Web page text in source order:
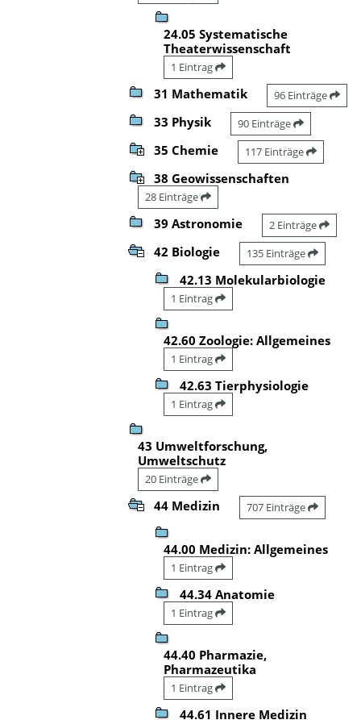
24.05 Systematische
Theaterwissenschaft
1 Eintrag
31 Mathematik 96 Einträge
33 Physik 90 Einträge
35 Chemie 117 Einträge
38 Geowissenschaften
28 Einträge
39 Astronomie 2 Einträge
42 Biologie 135 Einträge
42.13 Molekularbiologie
1 Eintrag
42.60 Zoologie: Allgemeines
1 Eintrag
42.63 Tierphysiologie
1 Eintrag
43 Umweltforschung,
Umweltschutz
20 Einträge
44 Medizin 707 Einträge
44.00 Medizin: Allgemeines
1 Eintrag
44.34 Anatomie
1 Eintrag
44.40 Pharmazie,
Pharmazeutika
1 Eintrag
44.61 Innere Medizin